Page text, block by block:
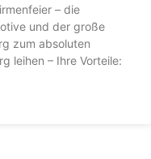
– die
und der große
zum absoluten
leihen – Ihre Vorteile: